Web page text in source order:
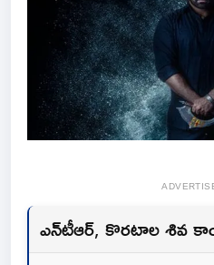
ఎన్‌టీఆర్‌, కొర‌టాల శివ